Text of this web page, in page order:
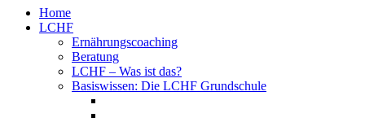
Home
LCHF
Ernährungscoaching
Beratung
LCHF – Was ist das?
Basiswissen: Die LCHF Grundschule